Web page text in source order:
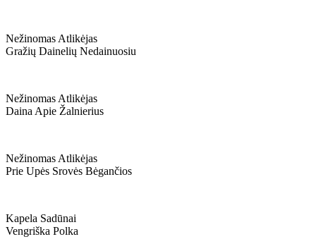
Nežinomas Atlikėjas
Gražių Dainelių Nedainuosiu
Nežinomas Atlikėjas
Daina Apie Žalnierius
Nežinomas Atlikėjas
Prie Upės Srovės Bėgančios
Kapela Sadūnai
Vengriška Polka